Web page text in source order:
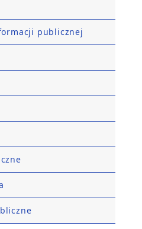
publicznej